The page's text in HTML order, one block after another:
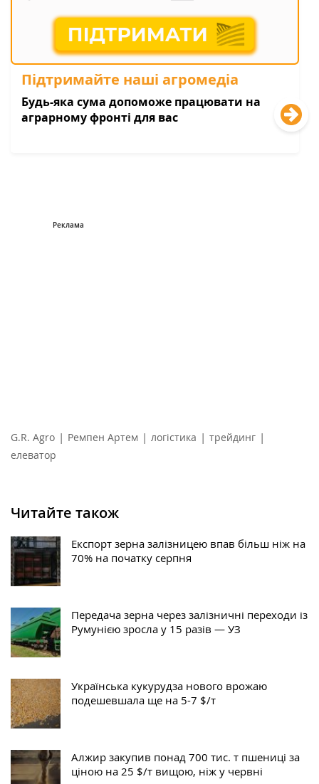
Підтримайте наші агромедіа
Будь-яка сума допоможе працювати на
аграрному фронті для вас
G.R. Agro | Ремпен Артем | логістика | трейдинг |
елеватор
Читайте також
Експорт зерна залізницею впав більш ніж на
70% на початку серпня
Передача зерна через залізничні переходи із
Румунією зросла у 15 разів — УЗ
Українська кукурудза нового врожаю
подешевшала ще на 5-7 $/т
Алжир закупив понад 700 тис. т пшениці за
ціною на 25 $/т вищою, ніж у червні